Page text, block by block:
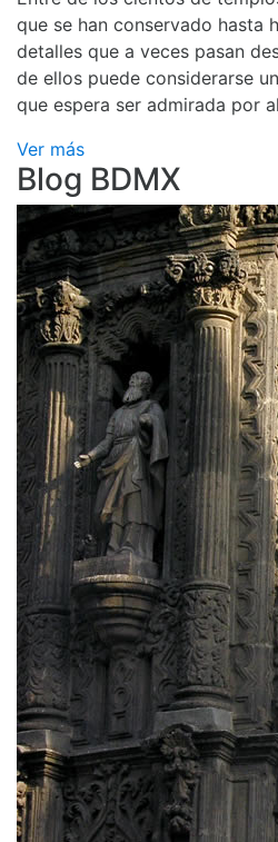
que se han conservado hasta
detalles que a veces pasan
de ellos puede considerarse
que espera ser admirada por
Ver más
Blog BDMX